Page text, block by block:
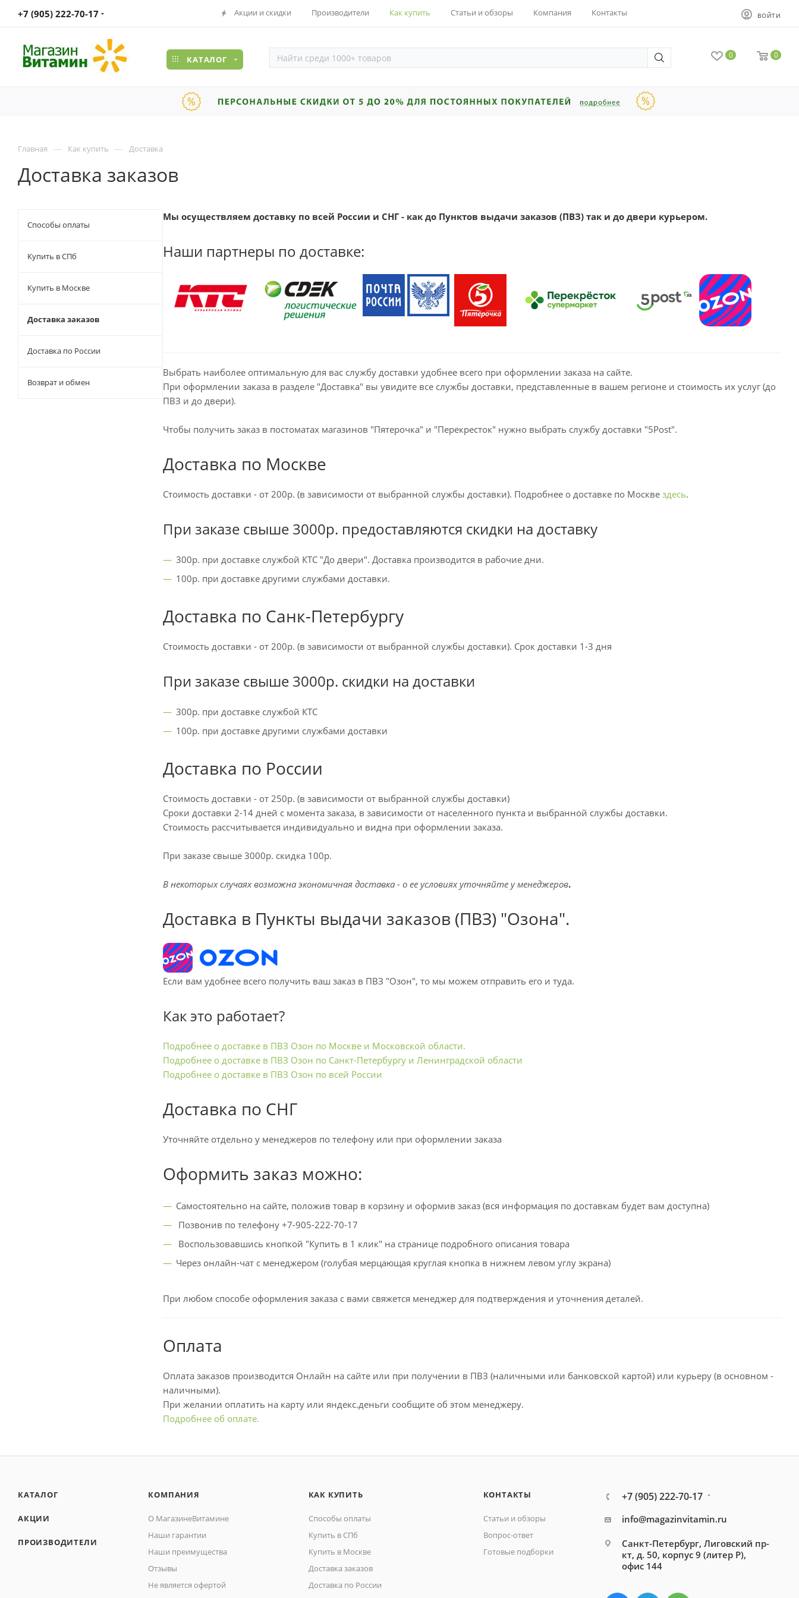
+7 (905) 222-70-17 Акции и скидки Производители Как купить Статьи и обзоры Компания Контакты ВОЙТИ
КАТАЛОГ 0 0
Главная — Как купить — Доставка
Доставка заказов
Мы осуществляем доставку по всей России и СНГ - как до Пунктов выдачи заказов (ПВЗ) так и до двери курьером.
Наши партнеры по доставке:
Выбрать наиболее оптимальную для вас службу доставки удобнее всего при оформлении заказа на сайте.
При оформлении заказа в разделе "Доставка" вы увидите все службы доставки, представленные в вашем регионе и стоимость их услуг (до
ПВЗ и до двери).
Чтобы получить заказ в постоматах магазинов "Пятерочка" и "Перекресток" нужно выбрать службу доставки "5Post".
Доставка по Москве
Стоимость доставки - от 200р. (в зависимости от выбранной службы доставки). Подробнее о доставке по Москве здесь.
При заказе свыше 3000р. предоставляются скидки на доставку
300р. при доставке службой КТС "До двери". Доставка производится в рабочие дни.
100р. при доставке другими службами доставки.
Доставка по Санк-Петербургу
Стоимость доставки - от 200р. (в зависимости от выбранной службы доставки). Срок доставки 1-3 дня
При заказе свыше 3000р. скидки на доставки
300р. при доставке службой КТС
100р. при доставке другими службами доставки
Доставка по России
Стоимость доставки - от 250р. (в зависимости от выбранной службы доставки)
Сроки доставки 2-14 дней с момента заказа, в зависимости от населенного пункта и выбранной службы доставки.
Стоимость рассчитывается индивидуально и видна при оформлении заказа.
При заказе свыше 3000р. скидка 100р.
В некоторых случаях возможна экономичная доставка - о ее условиях уточняйте у менеджеров.
Доставка в Пункты выдачи заказов (ПВЗ) "Озона".
Если вам удобнее всего получить ваш заказ в ПВЗ "Озон", то мы можем отправить его и туда.
Как это работает?
Подробнее о доставке в ПВЗ Озон по Москве и Московской области.
Подробнее о доставке в ПВЗ Озон по Санкт-Петербургу и Ленинградской области
Подробнее о доставке в ПВЗ Озон по всей России
Доставка по СНГ
Уточняйте отдельно у менеджеров по телефону или при оформлении заказа
Оформить заказ можно:
Самостоятельно на сайте, положив товар в корзину и оформив заказ (вся информация по доставкам будет вам доступна)
Позвонив по телефону +7-905-222-70-17
Воспользовавшись кнопкой "Купить в 1 клик" на странице подробного описания товара
Через онлайн-чат с менеджером (голубая мерцающая круглая кнопка в нижнем левом углу экрана)
При любом способе оформления заказа с вами свяжется менеджер для подтверждения и уточнения деталей.
Оплата
Оплата заказов производится Онлайн на сайте или при получении в ПВЗ (наличными или банковской картой) или курьеру (в основном -
наличными).
При желании оплатить на карту или яндекс.деньги сообщите об этом менеджеру.
Подробнее об оплате.
Способы оплаты
Купить в СПб
Купить в Москве
Доставка заказов
Доставка по России
Возврат и обмен
КАТАЛОГ
АКЦИИ
ПРОИЗВОДИТЕЛИ
КОМПАНИЯ
О МагазинеВитамине
Наши гарантии
Наши преимущества
Отзывы
Не является офертой
КАК КУПИТЬ
Способы оплаты
Купить в СПб
Купить в Москве
Доставка заказов
Доставка по России
КОНТАКТЫ
Статьи и обзоры
Вопрос-ответ
Готовые подборки
+7 (905) 222-70-17
info@magazinvitamin.ru
Санкт-Петербург, Лиговский пр-
кт, д. 50, корпус 9 (литер Р),
офис 144